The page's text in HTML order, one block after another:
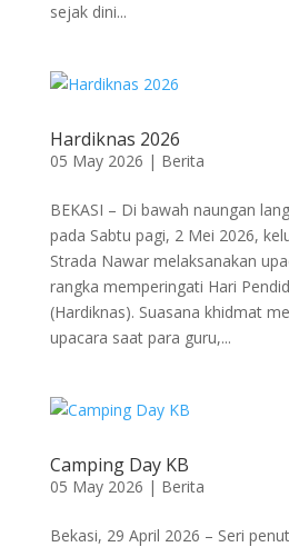
sejak dini...
Hardiknas 2026
05 May 2026 | Berita
BEKASI – Di bawah naungan
pada Sabtu pagi, 2 Mei 2026,
Strada Nawar melaksanakan
rangka memperingati Hari
(Hardiknas). Suasana khidmat
upacara saat para guru,...
Camping Day KB
05 May 2026 | Berita
Bekasi, 29 April 2026 – Seri